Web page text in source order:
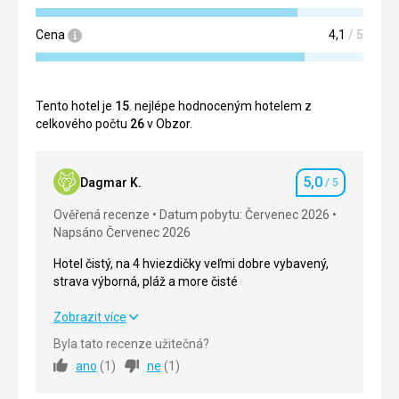
Cena 4,1 / 5
Tento hotel je 15 . nejlépe hodnoceným hotelem z
celkového počtu 26v Obzor.
Dagmar K. Hodnocení
5,0 / 5
Ověřená recenze
Datum pobytu: Červenec 2026
Napsáno Červenec 2026
Hotel čistý, na 4 hviezdičky veľmi dobre vybavený,
strava výborná, pláž a more čisté
Hotel čistý, na 4 hviezdičky veľmi dobre vybavený,
Strava
Zobrazit více
Byla tato recenze užitečná?
ano (1 ) ne (1 )